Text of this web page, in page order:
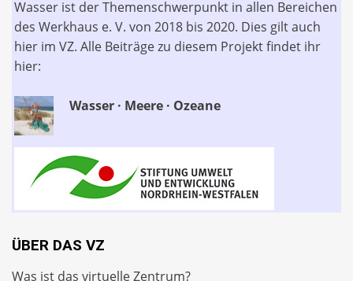
Wasser ist der Themenschwerpunkt in allen Bereichen
des Werkhaus e. V. von 2018 bis 2020. Dies gilt auch
hier im VZ. Alle Beiträge zu diesem Projekt findet ihr
hier:
Wasser · Meere · Ozeane
ÜBER DAS VZ
Was ist das virtuelle Zentrum?